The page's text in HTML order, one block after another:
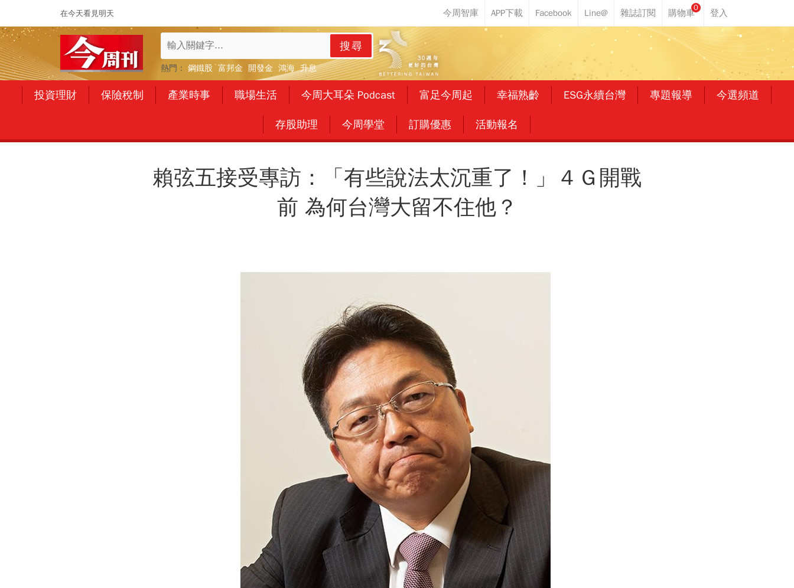
在今天看見明天
0
搜尋
熱門： 鋼鐵股 富邦金 開發金 鴻海 升息
投資理財 保險稅制 產業時事 職場生活 今周大耳朵 Podcast 富足今周起 幸福熟齡 ESG永續台灣 專題報導 今選頻道
存股助理 今周學堂 訂購優惠 活動報名
賴弦五接受專訪：「有些說法太沉重了！」４Ｇ開戰
前 為何台灣大留不住他？